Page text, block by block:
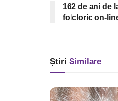
162 de ani de
folcloric on-
Știri Similare